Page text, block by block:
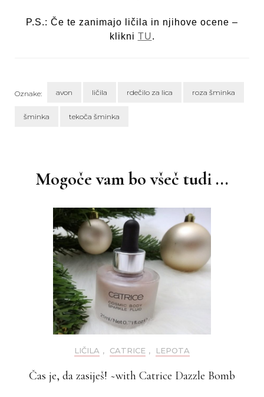
P.S.: Če te zanimajo ličila in njihove ocene –
klikni TU.
Oznake: avon ličila rdečilo za lica roza šminka
šminka tekoča šminka
Mogoče vam bo všeč tudi ...
LIČILA , CATRICE , LEPOTA
Čas je, da zasiješ! ~with Catrice Dazzle Bomb